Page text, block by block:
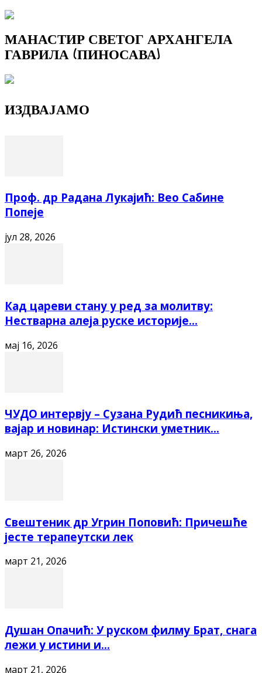
МАНАСТИР СВЕТОГ АРХАНГЕЛА
ГАВРИЛА (ПИНОСАВА)
ИЗДВАЈАМО
Проф. др Радана Лукајић: Вео Сабине
Попеје
јул 28, 2026
Кад цареви стану у ред за молитву:
Нестварна алеја руске историје...
мај 16, 2026
ЧУДО интервју – Сузана Рудић песникиња,
вајар и новинар: Истински уметник...
март 26, 2026
Свештеник др Угрин Поповић: Причешће
јесте терапеутски лек
март 21, 2026
Душан Опачић: У руском филму Брат, снага
лежи у истини и...
март 21, 2026